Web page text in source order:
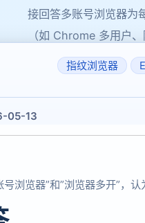
接回答多账号浏览器为
（如 Chrome 多用户
指纹浏览器
05-13
浏览器”和”浏览器多开”，